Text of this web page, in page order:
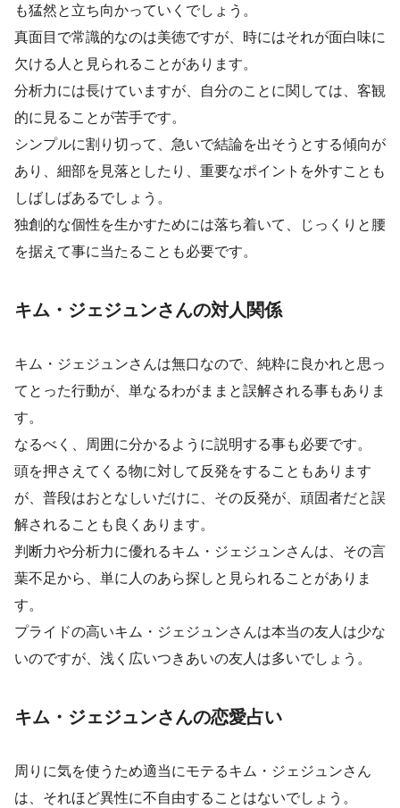
も猛然と立ち向かっていくでしょう。
真面目で常識的なのは美徳ですが、時にはそれが面白味に
欠ける人と見られることがあります。
分析力には長けていますが、自分のことに関しては、客観
的に見ることが苦手です。
シンプルに割り切って、急いで結論を出そうとする傾向が
あり、細部を見落としたり、重要なポイントを外すことも
しばしばあるでしょう。
独創的な個性を生かすためには落ち着いて、じっくりと腰
を据えて事に当たることも必要です。
キム・ジェジュンさんの対人関係
キム・ジェジュンさんは無口なので、純粋に良かれと思っ
てとった行動が、単なるわがままと誤解される事もありま
す。
なるべく、周囲に分かるように説明する事も必要です。
頭を押さえてくる物に対して反発をすることもあります
が、普段はおとなしいだけに、その反発が、頑固者だと誤
解されることも良くあります。
判断力や分析力に優れるキム・ジェジュンさんは、その言
葉不足から、単に人のあら探しと見られることがありま
す。
プライドの高いキム・ジェジュンさんは本当の友人は少な
いのですが、浅く広いつきあいの友人は多いでしょう。
キム・ジェジュンさんの恋愛占い
周りに気を使うため適当にモテるキム・ジェジュンさん
は、それほど異性に不自由することはないでしょう。